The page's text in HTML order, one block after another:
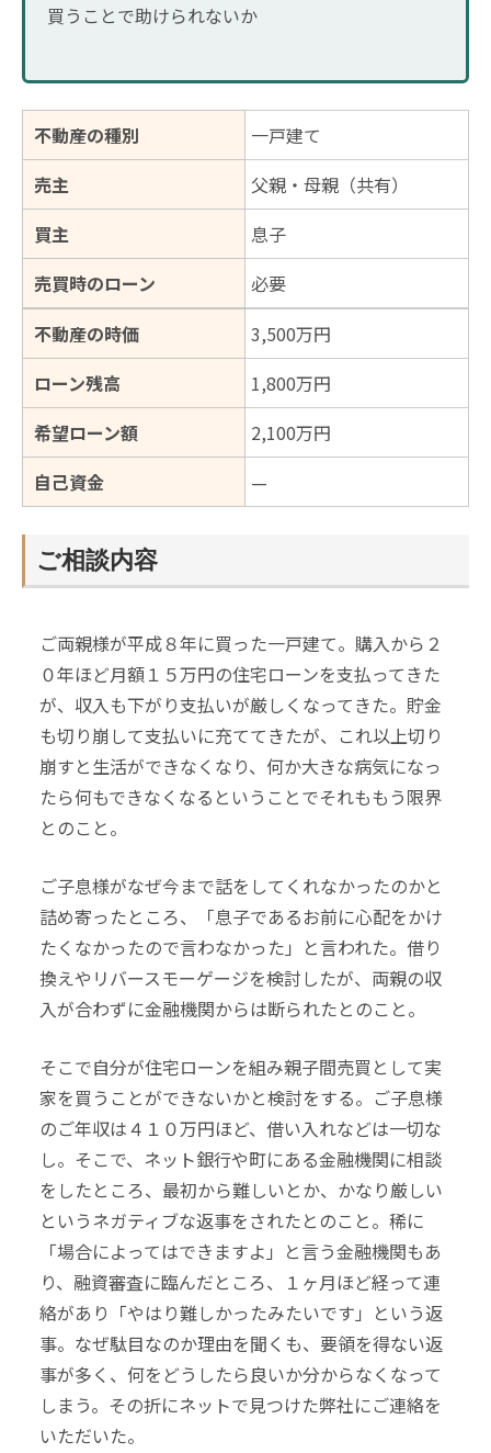
買うことで助けられないか
不動産の種別
一戸建て
売主
父親・母親（共有）
買主
息子
売買時のローン
必要
不動産の時価
3,500万円
ローン残高
1,800万円
希望ローン額
2,100万円
自己資金
—
ご相談内容
ご両親様が平成８年に買った一戸建て。購入から２
０年ほど月額１５万円の住宅ローンを支払ってきた
が、収入も下がり支払いが厳しくなってきた。貯金
も切り崩して支払いに充ててきたが、これ以上切り
崩すと生活ができなくなり、何か大きな病気になっ
たら何もできなくなるということでそれももう限界
とのこと。
ご子息様がなぜ今まで話をしてくれなかったのかと
詰め寄ったところ、「息子であるお前に心配をかけ
たくなかったので言わなかった」と言われた。借り
換えやリバースモーゲージを検討したが、両親の収
入が合わずに金融機関からは断られたとのこと。
そこで自分が住宅ローンを組み親子間売買として実
家を買うことができないかと検討をする。ご子息様
のご年収は４１０万円ほど、借い入れなどは一切な
し。そこで、ネット銀行や町にある金融機関に相談
をしたところ、最初から難しいとか、かなり厳しい
というネガティブな返事をされたとのこと。稀に
「場合によってはできますよ」と言う金融機関もあ
り、融資審査に臨んだところ、１ヶ月ほど経って連
絡があり「やはり難しかったみたいです」という返
事。なぜ駄目なのか理由を聞くも、要領を得ない返
事が多く、何をどうしたら良いか分からなくなって
しまう。その折にネットで見つけた弊社にご連絡を
いただいた。